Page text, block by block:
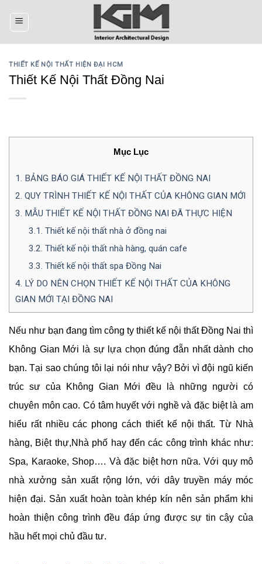
THIẾT KẾ NỘI THẤT HIỆN ĐẠI HCM
Thiết Kế Nội Thất Đồng Nai
Mục Lục
1. BẢNG BÁO GIÁ THIẾT KẾ NỘI THẤT ĐỒNG NAI
2. QUY TRÌNH THIẾT KẾ NỘI THẤT CỦA KHÔNG GIAN MỚI
3. MẪU THIẾT KẾ NỘI THẤT ĐỒNG NAI ĐÃ THỰC HIỆN
3.1. Thiết kế nội thất nhà ở đồng nai
3.2. Thiết kế nội thất nhà hàng, quán cafe
3.3. Thiết kế nội thất spa Đồng Nai
4. LÝ DO NÊN CHỌN THIẾT KẾ NỘI THẤT CỦA KHÔNG
GIAN MỚI TẠI ĐỒNG NAI
Nếu như bạn đang tìm công ty thiết kế nội thất Đồng Nai thì
Không Gian Mới là sự lựa chọn đúng đẵn nhất dành cho
bạn. Tại sao chúng tôi lại nói như vậy? Bởi vì đội ngũ kiến
trúc sư của Không Gian Mới đều là những người có
chuyên môn cao. Có tâm huyết với nghề và đặc biệt là am
hiểu rất nhiều các phong cách thiết kế nội thất. Từ Nhà
hàng, Biệt thự,Nhà phố hay đến các công trình khác như:
Spa, Karaoke, Shop…. Và đặc biệt hơn nữa. Với quy mô
nhà xưởng sản xuất rộng lớn, với dây truyền máy móc
hiện đại. Sản xuất hoàn toàn khép kín nên sản phẩm khi
hoàn thiện công trình đều đáp ứng được sự tin cậy của
hầu hết mọi chủ đầu tư.